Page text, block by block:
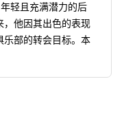
轻且充满潜力的后
，他因其出色的表现
乐部的转会目标。本